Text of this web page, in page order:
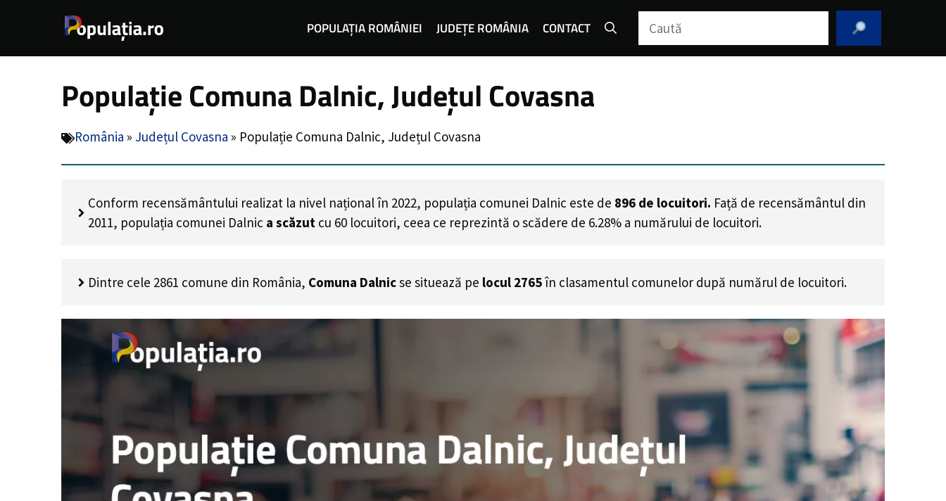
POPULAȚIA ROMÂNIEI JUDEȚE ROMÂNIA CONTACT Caută
Populație Comuna Dalnic, Județul Covasna
România » Județul Covasna » Populație Comuna Dalnic, Județul Covasna
Conform recensământului realizat la nivel național în 2022, populația comunei Dalnic este de 896 de locuitori. Față de recensământul din
2011, populația comunei Dalnic a scăzut cu 60 locuitori, ceea ce reprezintă o scădere de 6.28% a numărului de locuitori.
Dintre cele 2861 comune din România, Comuna Dalnicse situează pe locul 2765în clasamentul comunelor după numărul de locuitori.